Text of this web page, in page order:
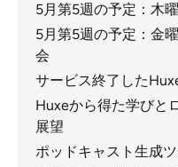
5月第5週の予定：木
5月第5週の予定：金
会
サービス終了した
Huxeから得た学びと
展望
ポッドキャスト生成